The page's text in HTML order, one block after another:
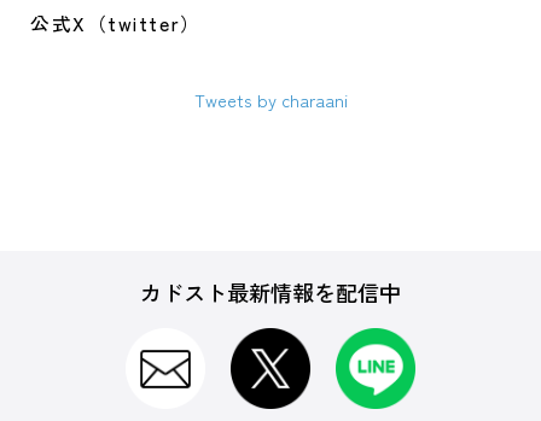
公式X（twitter）
Tweets by charaani
カドスト最新情報を配信中